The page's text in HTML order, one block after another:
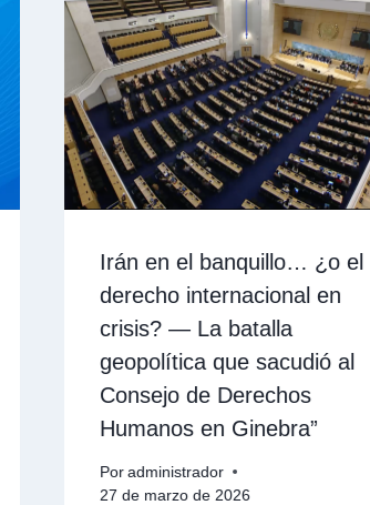
Irán en el banquillo… ¿o el
derecho internacional en
crisis? — La batalla
geopolítica que sacudió al
Consejo de Derechos
Humanos en Ginebra”
Por administrador
27 de marzo de 2026